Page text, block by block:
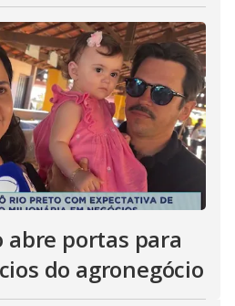
abre portas para
do agronegócio